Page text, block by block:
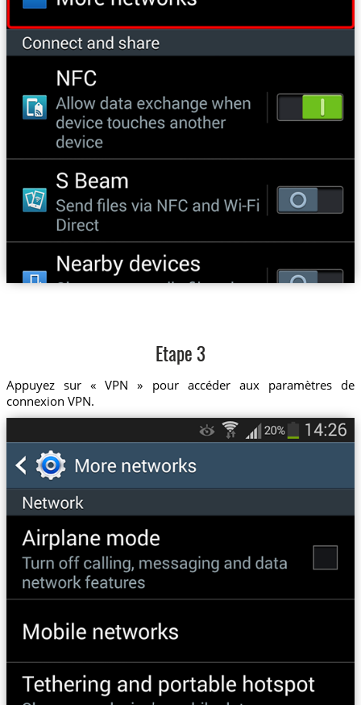
Etape 3
Appuyez sur « VPN » pour accéder aux paramètres de
connexion VPN.